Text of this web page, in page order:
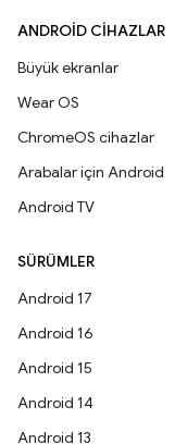
ANDROID CIHAZLAR
Büyük ekranlar
Wear OS
ChromeOS cihazlar
Arabalar için Android
Android TV
SÜRÜMLER
Android 17
Android 16
Android 15
Android 14
Android 13